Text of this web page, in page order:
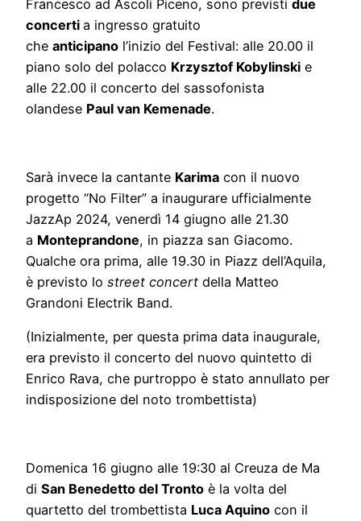
Francesco ad Ascoli Piceno, sono previsti due
concerti a ingresso gratuito
che anticipano l’inizio del Festival: alle 20.00 il
piano solo del polacco Krzysztof Kobylinski e
alle 22.00 il concerto del sassofonista
olandese Paul van Kemenade.
Sarà invece la cantante Karima con il nuovo
progetto “No Filter” a inaugurare ufficialmente
JazzAp 2024, venerdì 14 giugno alle 21.30
a Monteprandone, in piazza san Giacomo.
Qualche ora prima, alle 19.30 in Piazz dell’Aquila,
è previsto lo street concert della Matteo
Grandoni Electrik Band.
(Inizialmente, per questa prima data inaugurale,
era previsto il concerto del nuovo quintetto di
Enrico Rava, che purtroppo è stato annullato per
indisposizione del noto trombettista)
Domenica 16 giugno alle 19:30 al Creuza de Ma
di San Benedetto del Tronto è la volta del
quartetto del trombettista Luca Aquino con il